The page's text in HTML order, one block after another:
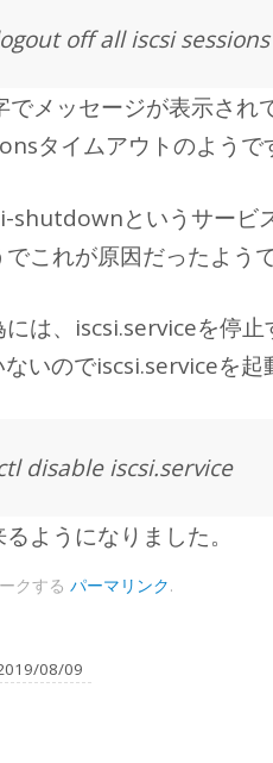
off all iscsi
メッセージが表示され
タイムアウトのようで
shutdownというサービ
これが原因だったようで
は、iscsi.serviceを停止
いのでiscsi.serviceを起
disable iscsi.service
ようになりました。
クする パーマリンク.
08/09